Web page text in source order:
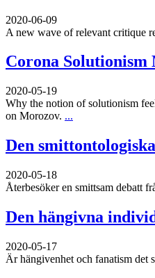
2020-06-09
A new wave of relevant critique
Corona Solutionism
2020-05-19
Why the notion of solutionism
on Morozov. ...
Den
2020-05-18
Återbesöker en smittsam debatt
Den hängivna
2020-05-17
Är hängivenhet och fanatism det